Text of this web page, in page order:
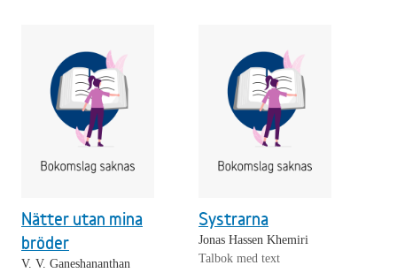
Nätter utan mina
bröder
V. V. Ganeshananthan
Systrarna
Jonas Hassen Khemiri
Talbok med text